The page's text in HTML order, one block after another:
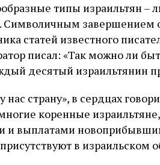
типы израильтян –
завершением
статей известного
писал: «Так можно ли
десятый израильтянин
нас страну», в сердцах
коренные
и выплатами
в израильском